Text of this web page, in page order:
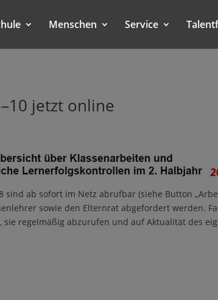
Menschen Service
jetzt online
ab sofort im Netz abrufbar (siehe Button
sowie den Elternrat abgefordert werden.
regelmäßig abzurufen und auf Aktualität des